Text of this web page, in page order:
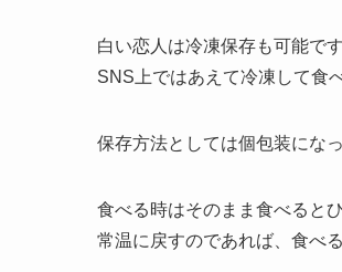
白い恋人の保存方法から外れ
冷蔵保存したからといって賞